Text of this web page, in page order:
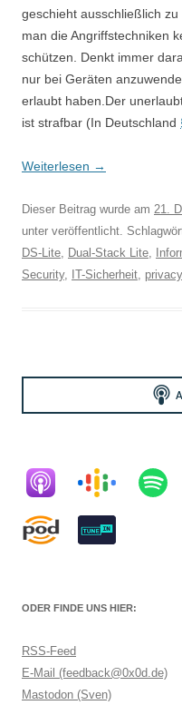
geschieht ausschließlich
man die Angriffstechniken
schützen. Denkt immer
nur bei Geräten
erlaubt haben.Der
ist strafbar (In Deutschland
Weiterlesen →
Dieser Beitrag wurde am 21.
unter veröffentlicht.
DS-Lite, Dual-Stack Lite,
Security, IT-Sicherheit, privacy
ODER FINDE UNS HIER:
RSS-Feed
E-Mail (feedback@0x0d.de)
Mastodon (Sven)